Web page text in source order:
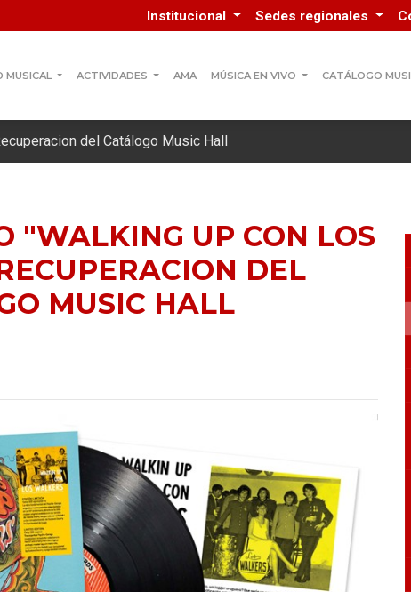
Institucional Sedes regionales
MUSICAL ACTIVIDADES AMA MÚSICA EN VIVO CATÁLOGO
del Catálogo Music Hall
"WALKING UP CON LOS
DEL
MUSIC HALL